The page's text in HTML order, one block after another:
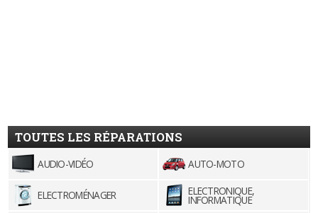
TOUTES LES RÉPARATIONS
AUDIO-VIDÉO AUTO-MOTO
ELECTROMÉNAGER ELECTRONIQUE,
INFORMATIQUE